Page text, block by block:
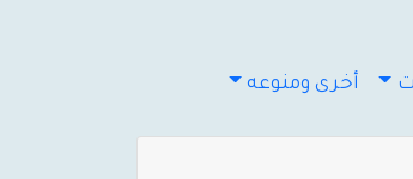
أخرى ومنوعه